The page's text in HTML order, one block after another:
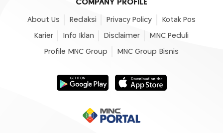
COMPANY PROFILE
About Us Redaksi Privacy Policy Kotak Pos
Karier Info Iklan Disclaimer MNC Peduli
Profile MNC Group MNC Group Bisnis